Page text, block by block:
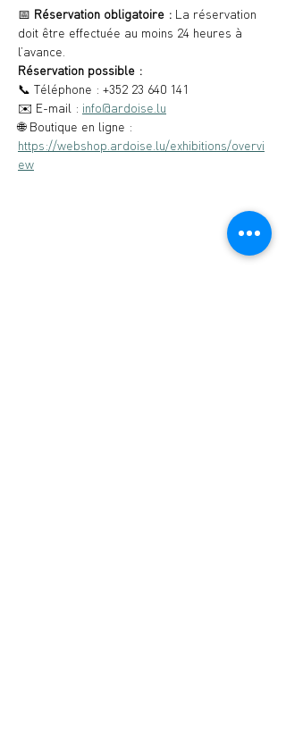
📅 Réservation obligatoire : La réservation
doit être effectuée au moins 24 heures à
l’avance.
Réservation possible :
📞 Téléphone : +352 23 640 141
✉️ E-mail : info@ardoise.lu
🌐 Boutique en ligne :
https://webshop.ardoise.lu/exhibitions/overvi
ew